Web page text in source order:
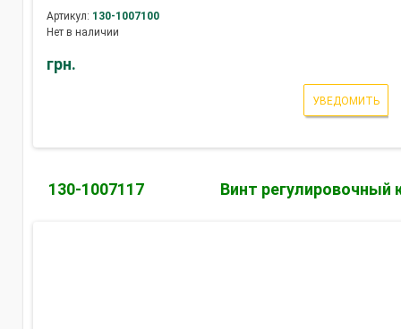
Артикул: 130-1007100
Нет в наличии
грн.
УВЕДОМИТЬ
130-1007117 Винт